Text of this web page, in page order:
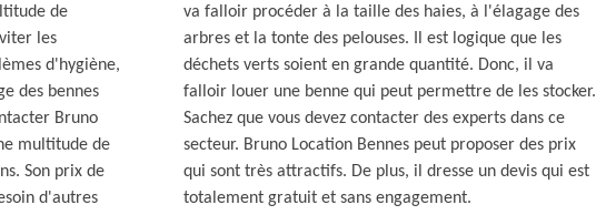
de
les
d'hygiène,
des bennes
Bruno
multitude de
Son prix de
d'autres
va falloir procéder à la taille des haies, à l'élagage des
arbres et la tonte des pelouses. Il est logique que les
déchets verts soient en grande quantité. Donc, il va
falloir louer une benne qui peut permettre de les stocker.
Sachez que vous devez contacter des experts dans ce
secteur. Bruno Location Bennes peut proposer des prix
qui sont très attractifs. De plus, il dresse un devis qui est
totalement gratuit et sans engagement.